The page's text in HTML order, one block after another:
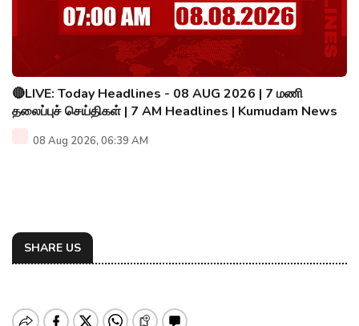
🔴LIVE: Today Headlines - 08 AUG 2026 | 7 மணி
தலைப்புச் செய்திகள் | 7 AM Headlines | Kumudam News
08 Aug 2026, 06:39 AM
SHARE US